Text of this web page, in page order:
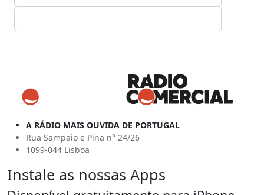
A RÁDIO MAIS OUVIDA DE PORTUGAL
Rua Sampaio e Pina n° 24/26
1099-044 Lisboa
Instale as nossas Apps